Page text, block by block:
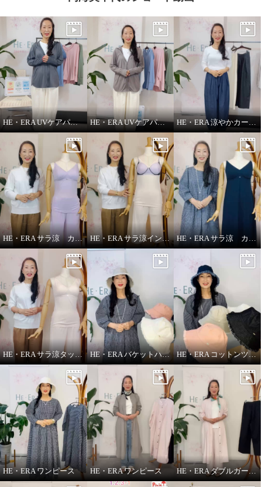
ヘ・エラ ドット柄 シルクタッチ
ショート丈
¥0
ヘ・エラ ドット柄 シルクタッチ
ワンピース
ブラック ロング丈
¥0
HE・ERA UVケアパーカー 機能性について HE・ERA UVケアパーカー HE・ERA 涼やかカーヴィーパンツ
HE・ERA サラ涼 カップ付きインナー HE・ERA サラ涼インナー HE・ERA サラ涼 カップ付きスリップ
HE・ERA サラ涼タッチ ペチパンツ HE・ERA バケットハット HE・ERA コットンツイル バケットハット
HE・ERA ワンピース HE・ERA ワンピース HE・ERA ダブルガーゼ パンツ